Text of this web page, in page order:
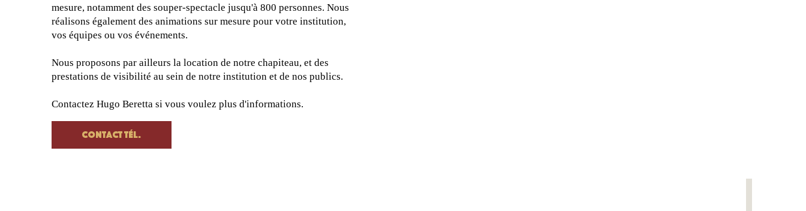
mesure, notamment des souper-spectacle jusqu'à 800 personnes. Nous
réalisons également des animations sur mesure pour votre institution,
vos équipes ou vos événements.
Nous proposons par ailleurs la location de notre chapiteau, et des
prestations de visibilité au sein de notre institution et de nos publics.
Contactez Hugo Beretta si vous voulez plus d'informations.
Contact tél.